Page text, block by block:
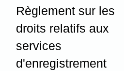
Règlement sur les
droits relatifs aux
services
d'enregistrement